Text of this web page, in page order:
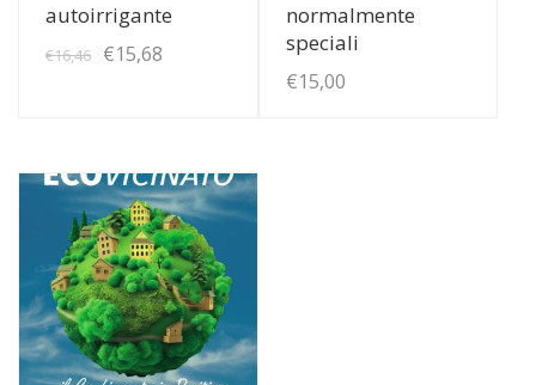
autoirrigante
€16,46
Il
era:
€16,46.
€15,68
è:
€15,68.
normalmente
speciali
€15,00